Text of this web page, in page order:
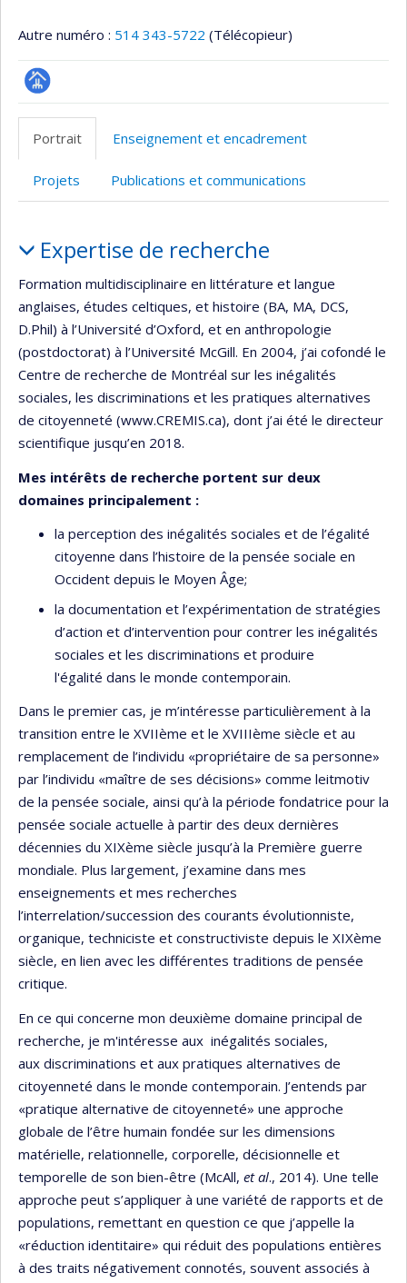
Autre numéro : 514 343-5722 (Télécopieur)
Page
(faculté,département,école)
Portrait Enseignement et encadrement
Projets Publications et communications
Expertise de recherche
Formation multidisciplinaire en littérature et langue
anglaises, études celtiques, et histoire (BA, MA, DCS,
D.Phil) à l’Université d’Oxford, et en anthropologie
(postdoctorat) à l’Université McGill. En 2004, j’ai cofondé le
Centre de recherche de Montréal sur les inégalités
sociales, les discriminations et les pratiques alternatives
de citoyenneté (www.CREMIS.ca), dont j’ai été le directeur
scientifique jusqu’en 2018.
Mes intérêts de recherche portent sur deux
domaines principalement :
la perception des inégalités sociales et de l’égalité
citoyenne dans l’histoire de la pensée sociale en
Occident depuis le Moyen Âge;
la documentation et l’expérimentation de stratégies
d’action et d’intervention pour contrer les inégalités
sociales et les discriminations et produire
l'égalité dans le monde contemporain.
Dans le premier cas, je m’intéresse particulièrement à la
transition entre le XVIIème et le XVIIIème siècle et au
remplacement de l’individu «propriétaire de sa personne»
par l’individu «maître de ses décisions» comme leitmotiv
de la pensée sociale, ainsi qu’à la période fondatrice pour la
pensée sociale actuelle à partir des deux dernières
décennies du XIXème siècle jusqu’à la Première guerre
mondiale. Plus largement, j’examine dans mes
enseignements et mes recherches
l’interrelation/succession des courants évolutionniste,
organique, techniciste et constructiviste depuis le XIXème
siècle, en lien avec les différentes traditions de pensée
critique.
En ce qui concerne mon deuxième domaine principal de
recherche, je m'intéresse aux inégalités sociales,
aux discriminations et aux pratiques alternatives de
citoyenneté dans le monde contemporain. J’entends par
«pratique alternative de citoyenneté» une approche
globale de l’être humain fondée sur les dimensions
matérielle, relationnelle, corporelle, décisionnelle et
temporelle de son bien-être (McAll, et al., 2014). Une telle
approche peut s’appliquer à une variété de rapports et de
populations, remettant en question ce que j’appelle la
«réduction identitaire» qui réduit des populations entières
à des traits négativement connotés, souvent associés à